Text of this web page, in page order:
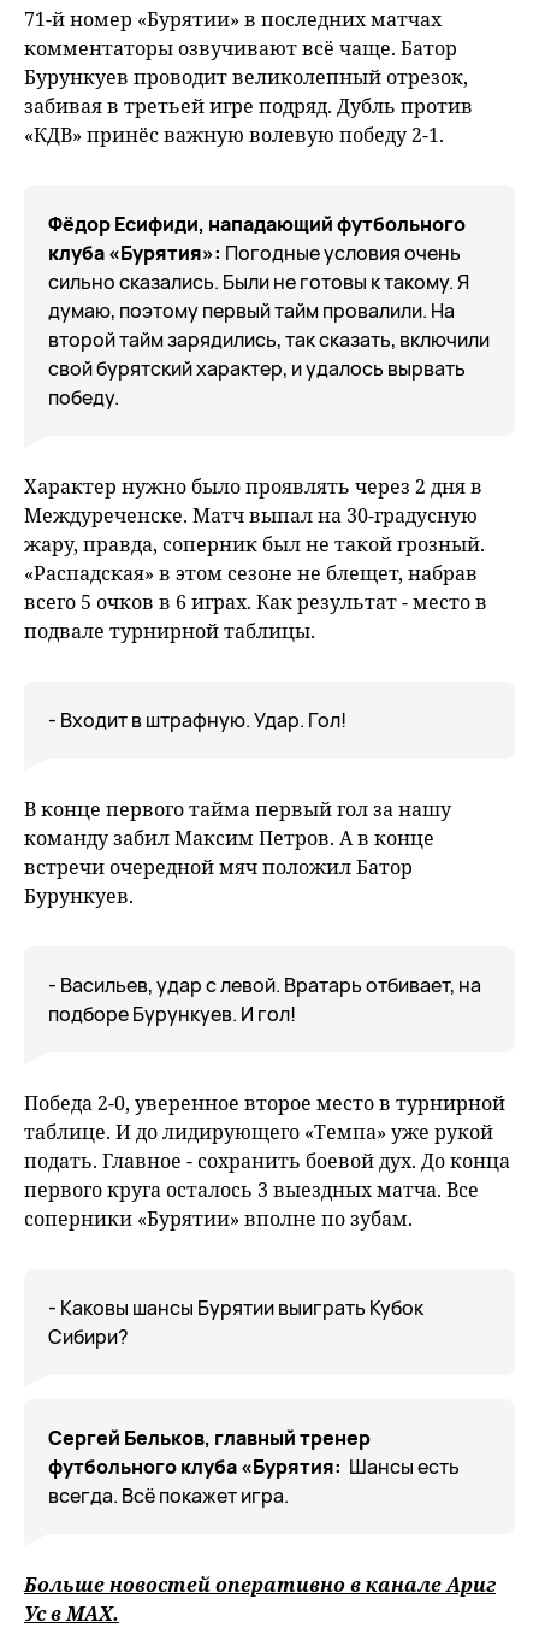
71-й номер «Бурятии» в последних матчах
комментаторы озвучивают всё чаще. Батор
Бурункуев проводит великолепный отрезок,
забивая в третьей игре подряд. Дубль против
«КДВ» принёс важную волевую победу 2-1.
Фёдор Есифиди, нападающий футбольного
клуба «Бурятия»: Погодные условия очень
сильно сказались. Были не готовы к такому. Я
думаю, поэтому первый тайм провалили. На
второй тайм зарядились, так сказать, включили
свой бурятский характер, и удалось вырвать
победу.
Характер нужно было проявлять через 2 дня в
Междуреченске. Матч выпал на 30-градусную
жару, правда, соперник был не такой грозный.
«Распадская» в этом сезоне не блещет, набрав
всего 5 очков в 6 играх. Как результат - место в
подвале турнирной таблицы.
- Входит в штрафную. Удар. Гол!
В конце первого тайма первый гол за нашу
команду забил Максим Петров. А в конце
встречи очередной мяч положил Батор
Бурункуев.
- Васильев, удар с левой. Вратарь отбивает, на
подборе Бурункуев. И гол!
Победа 2-0, уверенное второе место в турнирной
таблице. И до лидирующего «Темпа» уже рукой
подать. Главное - сохранить боевой дух. До конца
первого круга осталось 3 выездных матча. Все
соперники «Бурятии» вполне по зубам.
- Каковы шансы Бурятии выиграть Кубок
Сибири?
Сергей Бельков, главный тренер
футбольного клуба «Бурятия: Шансы есть
всегда. Всё покажет игра.
Больше новостей оперативно в канале Ариг
Ус вMAХ.